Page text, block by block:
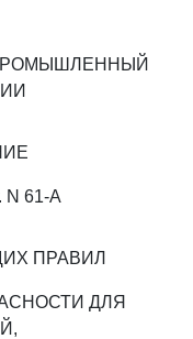
N 61-А
ПРАВИЛ
ДЛЯ